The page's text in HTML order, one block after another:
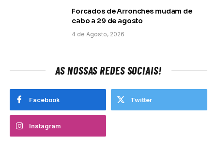
Forcados de Arronches mudam de
cabo a 29 de agosto
4 de Agosto, 2026
AS NOSSAS REDES SOCIAIS!
Facebook Twitter
Instagram